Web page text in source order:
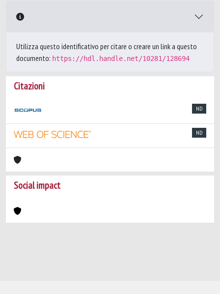
Utilizza questo identificativo per citare o creare un link a questo
documento: https://hdl.handle.net/10281/128694
Citazioni
ND
ND
Social impact